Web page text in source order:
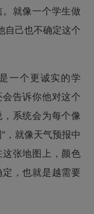
就像一个学生做
自己也不确定这个
一个更诚实的学
告诉你他对这个
系统会为每个像
，就像天气预报中
张地图上，颜色
，也就是越需要